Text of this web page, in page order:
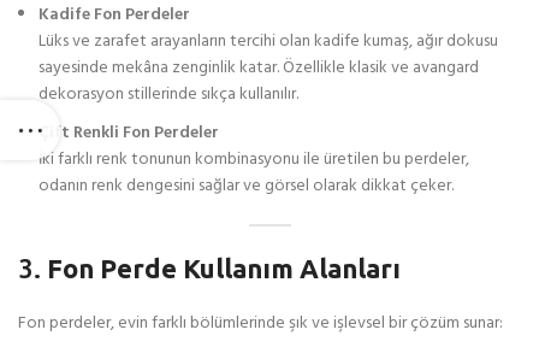
Kadife Fon Perdeler
Lüks ve zarafet arayanların tercihi olan kadife kumaş, ağır dokusu
sayesinde mekâna zenginlik katar. Özellikle klasik ve avangard
dekorasyon stillerinde sıkça kullanılır.
Çift Renkli Fon Perdeler
İki farklı renk tonunun kombinasyonu ile üretilen bu perdeler,
odanın renk dengesini sağlar ve görsel olarak dikkat çeker.
3. Fon Perde Kullanım Alanları
Fon perdeler, evin farklı bölümlerinde şık ve işlevsel bir çözüm sunar: